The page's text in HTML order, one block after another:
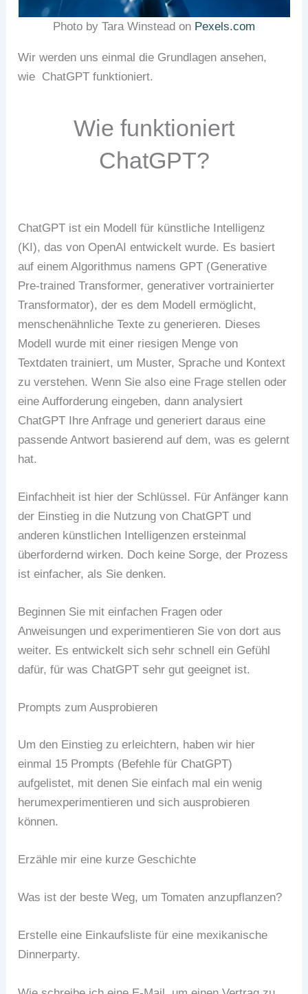
Photo by Tara Winstead on Pexels.com
Wir werden uns einmal die Grundlagen ansehen,
wie ChatGPT funktioniert.
Wie funktioniert
ChatGPT?
ChatGPT ist ein Modell für künstliche Intelligenz
(KI), das von OpenAI entwickelt wurde. Es basiert
auf einem Algorithmus namens GPT (Generative
Pre-trained Transformer, generativer vortrainierter
Transformator), der es dem Modell ermöglicht,
menschenähnliche Texte zu generieren. Dieses
Modell wurde mit einer riesigen Menge von
Textdaten trainiert, um Muster, Sprache und Kontext
zu verstehen. Wenn Sie also eine Frage stellen oder
eine Aufforderung eingeben, dann analysiert
ChatGPT Ihre Anfrage und generiert daraus eine
passende Antwort basierend auf dem, was es gelernt
hat.
Einfachheit ist hier der Schlüssel. Für Anfänger kann
der Einstieg in die Nutzung von ChatGPT und
anderen künstlichen Intelligenzen ersteinmal
überfordernd wirken. Doch keine Sorge, der Prozess
ist einfacher, als Sie denken.
Beginnen Sie mit einfachen Fragen oder
Anweisungen und experimentieren Sie von dort aus
weiter. Es entwickelt sich sehr schnell ein Gefühl
dafür, für was ChatGPT sehr gut geeignet ist.
Prompts zum Ausprobieren
Um den Einstieg zu erleichtern, haben wir hier
einmal 15 Prompts (Befehle für ChatGPT)
aufgelistet, mit denen Sie einfach mal ein wenig
herumexperimentieren und sich ausprobieren
können.
Erzähle mir eine kurze Geschichte
Was ist der beste Weg, um Tomaten anzupflanzen?
Erstelle eine Einkaufsliste für eine mexikanische
Dinnerparty.